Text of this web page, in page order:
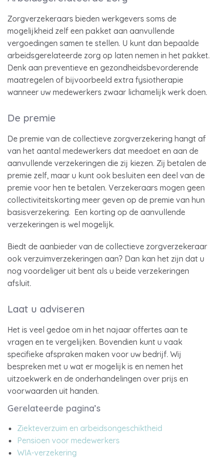
Zorgverzekeraars bieden werkgevers soms de
mogelijkheid zelf een pakket aan aanvullende
vergoedingen samen te stellen. U kunt dan bepaalde
arbeidsgerelateerde zorg op laten nemen in het pakket.
Denk aan preventieve en gezondheidsbevorderende
maatregelen of bijvoorbeeld extra fysiotherapie
wanneer uw medewerkers zwaar lichamelijk werk doen.
De premie
De premie van de collectieve zorgverzekering hangt af
van het aantal medewerkers dat meedoet en aan de
aanvullende verzekeringen die zij kiezen. Zij betalen de
premie zelf, maar u kunt ook besluiten een deel van de
premie voor hen te betalen. Verzekeraars mogen geen
collectiviteitskorting meer geven op de premie van hun
basisverzekering. Een korting op de aanvullende
verzekeringen is wel mogelijk.
Biedt de aanbieder van de collectieve zorgverzekeraar
ook verzuimverzekeringen aan? Dan kan het zijn dat u
nog voordeliger uit bent als u beide verzekeringen
afsluit.
Laat u adviseren
Het is veel gedoe om in het najaar offertes aan te
vragen en te vergelijken. Bovendien kunt u vaak
specifieke afspraken maken voor uw bedrijf. Wij
bespreken met u wat er mogelijk is en nemen het
uitzoekwerk en de onderhandelingen over prijs en
voorwaarden uit handen.
Gerelateerde pagina’s
Ziekteverzuim en arbeidsongeschiktheid
Pensioen voor medewerkers
WIA-verzekering